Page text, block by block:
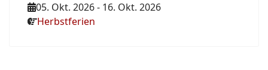
05. Okt. 2026- 16. Okt. 2026
Herbstferien